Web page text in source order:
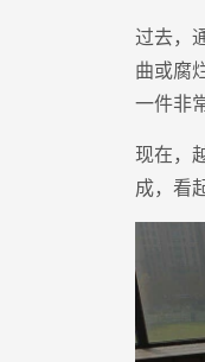
过去，
曲或腐
一件非
现在，
成，看